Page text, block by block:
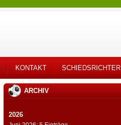
KONTAKT SCHIEDSRICHTER
ARCHIV
2026